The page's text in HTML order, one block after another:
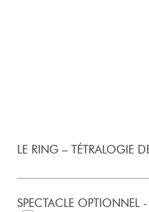
LE RING – TÉTRALOGIE
SPECTACLE OPTIONNEL